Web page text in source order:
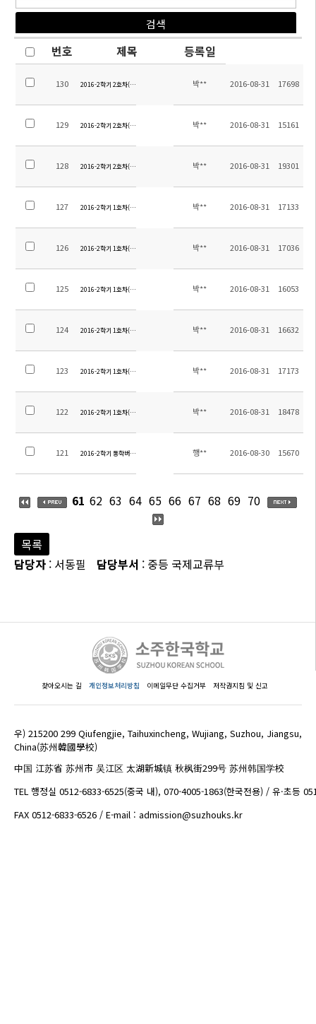
번호 제목 등록일
130 2016-2학기 2호차(후시지역) 탑승장소 안내-2박** 2016-08-31 17698
129 2016-2학기 2호차(후시지역) 탑승장소 안내-1박** 2016-08-31 15161
128 2016-2학기 2호차(후판,천역) 탑승장소 안내 박** 2016-08-31 19301
127 2016-2학기 1호차(후동지역) 탑승장소 안내-5박** 2016-08-31 17133
126 2016-2학기 1호차(후동지역) 탑승장소 안내-4박** 2016-08-31 17036
125 2016-2학기 1호차(후동지역) 탑승장소 안내-3박** 2016-08-31 16053
124 2016-2학기 1호차(후동지역) 탑승장소 안내-2박** 2016-08-31 16632
123 2016-2학기 1호차(후동지역) 탑승장소 안내-1박** 2016-08-31 17173
122 2016-2학기 1호차(야걸지역) 탑승장소 안내 박** 2016-08-31 18478
121 2016-2학기 통학버스노선 최종공지 행** 2016-08-30 15670
61 62 63 64 65 66 67 68 69 70
목록
담당자 : 서동필 담당부서 : 중등 국제교류부
찾아오시는 길 개인정보처리방침 이메일무단 수집거부 저작권지침 및 신고
우) 215200 299 Qiufengjie, Taihuxincheng, Wujiang, Suzhou, Jiangsu,
China(苏州韓國學校)
中国 江苏省 苏州市 吴江区 太湖新城镇 秋枫街299号 苏州韩国学校
TEL 행정실 0512-6833-6525(중국 내), 070-4005-1863(한국전용) / 유·초등
FAX 0512-6833-6526 / E-mail : admission@suzhouks.kr